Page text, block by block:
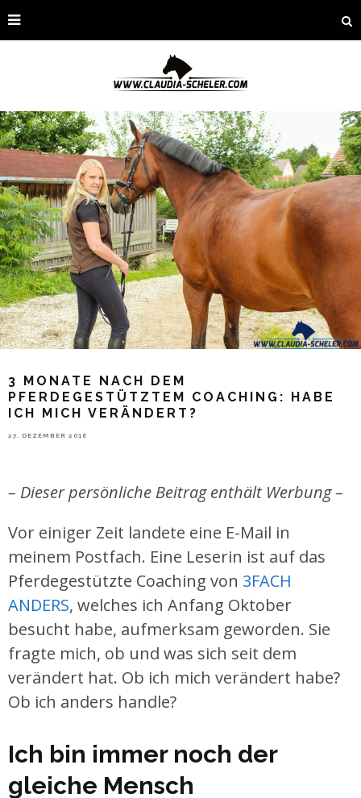
3 MONATE NACH DEM
PFERDEGESTÜTZTEM COACHING: HABE
ICH MICH VERÄNDERT?
27. DEZEMBER 2016
– Dieser persönliche Beitrag enthält Werbung –
Vor einiger Zeit landete eine E-Mail in
meinem Postfach. Eine Leserin ist auf das
Pferdegestützte Coaching von 3FACH
ANDERS, welches ich Anfang Oktober
besucht habe, aufmerksam geworden. Sie
fragte mich, ob und was sich seit dem
verändert hat. Ob ich mich verändert habe?
Ob ich anders handle?
Ich bin immer noch der
gleiche Mensch